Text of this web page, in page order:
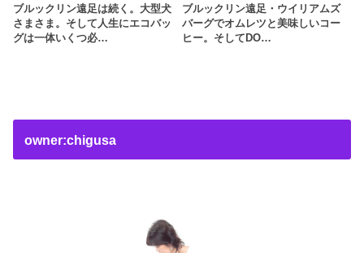
ブルックリン遠足は続く。大型犬
さまさま。そして人生にエコバッ
グは一体いくつ必…
ブルックリン遠足・ウイリアムズ
バーグでオムレツと美味しいコー
ヒー。そしてDO…
owner:chigusa